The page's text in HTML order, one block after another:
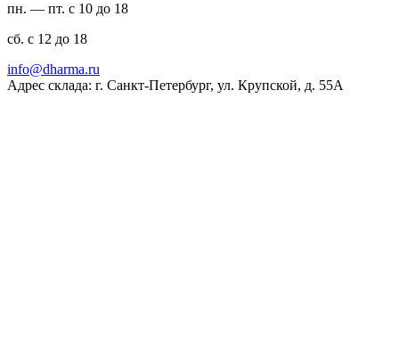
пн. — пт. с 10 до 18
сб. с 12 до 18
ur.amrahd@ofni
Адрес склада: г. Санкт-Петербург, ул. Крупской, д. 55А